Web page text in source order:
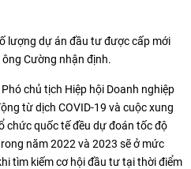
lượng dự án đầu tư được cấp mới
Cường nhận định.
chủ tịch Hiệp hội Doanh nghiệp
từ dịch COVID-19 và cuộc xung
chức quốc tế đều dự đoán tốc độ
năm 2022 và 2023 sẽ ở mức
tìm kiếm cơ hội đầu tư tại thời điểm